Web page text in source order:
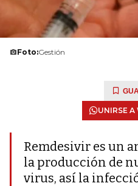
Foto:Gestión
UNIRSE
Remdesivir es un
la producción de
virus, así la